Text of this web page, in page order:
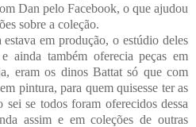
Dan pelo Facebook, o que ajudou
sobre a coleção.
em produção, o estúdio deles
ainda também oferecia peças em
eram os dinos Battat só que com
pintura, para quem quisesse ter as
sei se todos foram oferecidos dessa
assim e em coleções de outras